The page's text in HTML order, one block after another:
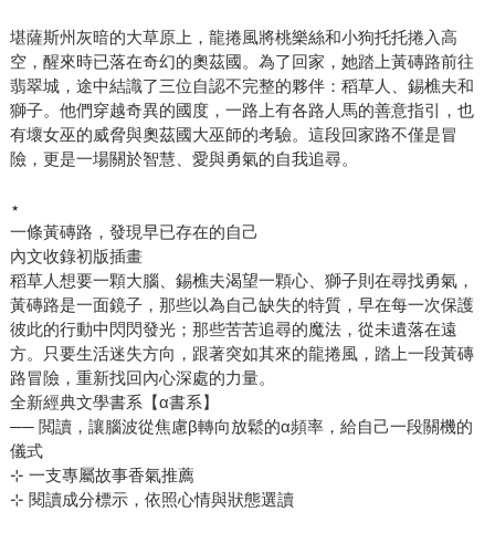
堪薩斯州灰暗的大草原上，龍捲風將桃樂絲和小狗托托捲入高
空，醒來時已落在奇幻的奧茲國。為了回家，她踏上黃磚路前往
翡翠城，途中結識了三位自認不完整的夥伴：稻草人、錫樵夫和
獅子。他們穿越奇異的國度，一路上有各路人馬的善意指引，也
有壞女巫的威脅與奧茲國大巫師的考驗。這段回家路不僅是冒
險，更是一場關於智慧、愛與勇氣的自我追尋。
⋆
一條黃磚路，發現早已存在的自己
內文收錄初版插畫
稻草人想要一顆大腦、錫樵夫渴望一顆心、獅子則在尋找勇氣，
黃磚路是一面鏡子，那些以為自己缺失的特質，早在每一次保護
彼此的行動中閃閃發光；那些苦苦追尋的魔法，從未遺落在遠
方。只要生活迷失方向，跟著突如其來的龍捲風，踏上一段黃磚
路冒險，重新找回內心深處的力量。
全新經典文學書系【α書系】
── 閲讀，讓腦波從焦慮β轉向放鬆的α頻率，給自己一段關機的
儀式
⊹ 一支專屬故事香氣推薦
⊹ 閱讀成分標示，依照心情與狀態選讀